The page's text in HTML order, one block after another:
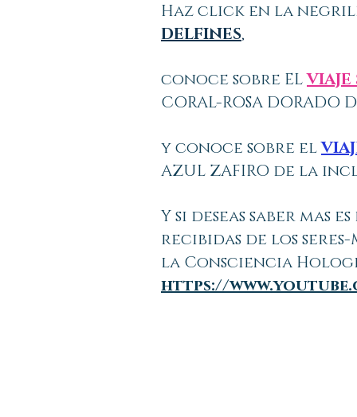
Haz click en la
DELFINES,
conoce sobre EL
CORAL-ROSA DORADO
y conoce sobre el
AZUL ZAFIRO de la
Y si deseas saber mas
recibidas de los
la Consciencia
https://